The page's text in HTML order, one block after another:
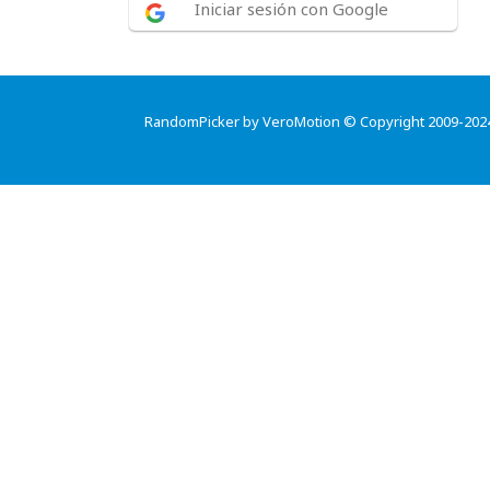
Iniciar sesión con Google
RandomPicker by VeroMotion © Copyright 2009-